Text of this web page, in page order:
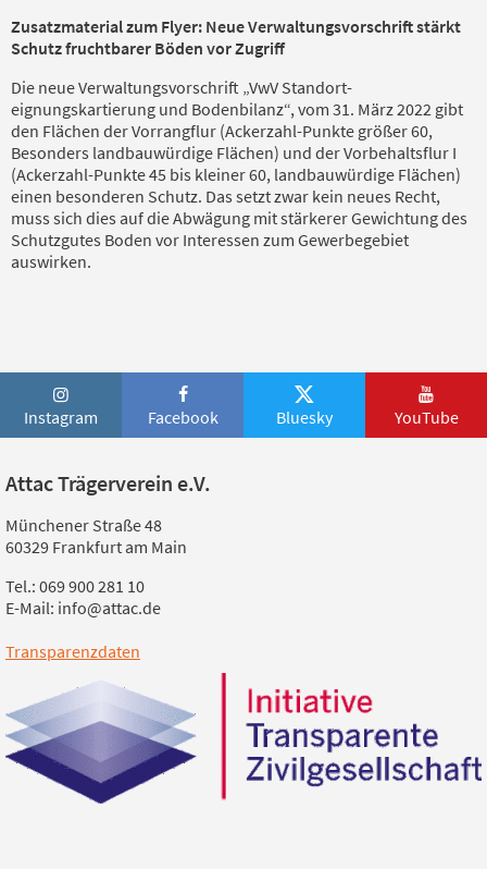
Zusatzmaterial zum Flyer: Neue Verwaltungsvorschrift stärkt
Schutz fruchtbarer Böden vor Zugriff
Die neue Verwaltungsvorschrift „VwV Standort-
eignungskartierung und Bodenbilanz“, vom 31. März 2022 gibt
den Flächen der Vorrangflur (Ackerzahl-Punkte größer 60,
Besonders landbauwürdige Flächen) und der Vorbehaltsflur I
(Ackerzahl-Punkte 45 bis kleiner 60, landbauwürdige Flächen)
einen besonderen Schutz. Das setzt zwar kein neues Recht,
muss sich dies auf die Abwägung mit stärkerer Gewichtung des
Schutzgutes Boden vor Interessen zum Gewerbegebiet
auswirken.
Instagram Facebook Bluesky YouTube
Attac Trägerverein e.V.
Münchener Straße 48
60329 Frankfurt am Main
Tel.: 069 900 281 10
E-Mail: info@attac.de
Transparenzdaten